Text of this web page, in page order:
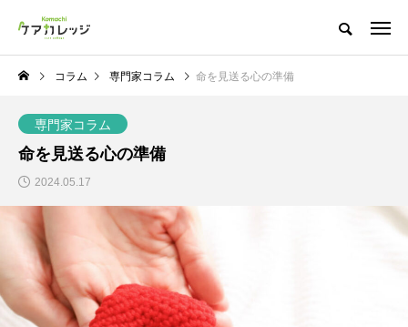
コラム 専門家コラム 命を見送る心の準備
専門家コラム
命を見送る心の準備
2024.05.17